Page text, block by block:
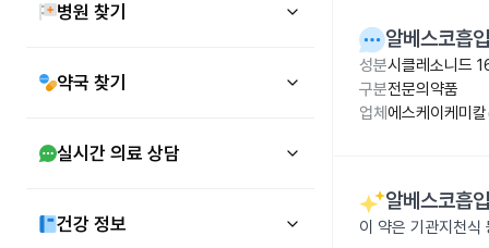
병원 찾기
약국 찾기
실시간 의료 상담
건강 정보
알베스코흡
성분시클레소니드
구분전문의약품
업체 에스케이케미
알베스코흡
이 약은 기관지천식